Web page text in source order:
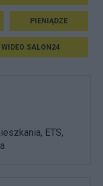
PIENIĄDZE
WIDEO SALON24
ETS,